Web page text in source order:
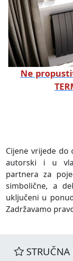
Ne
Cijene vrijede do
autorski i u
partnera za
simbolične, a
uključeni u
Zadržavamo
STRUČNA